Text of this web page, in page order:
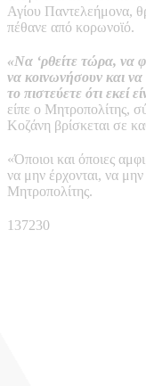
Αγίου Παντελεήμονα,
πέθανε από κορωνοϊό.
«Να ‘ρθείτε τώρα, να
να κοινωνήσουν και να
το πιστεύετε ότι εκεί
είπε ο Μητροπολίτης,
Κοζάνη βρίσκεται σε
«Όποιοι και όποιες
να μην έρχονται, να
Μητροπολίτης.